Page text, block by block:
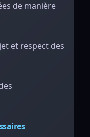
de manière
et respect des